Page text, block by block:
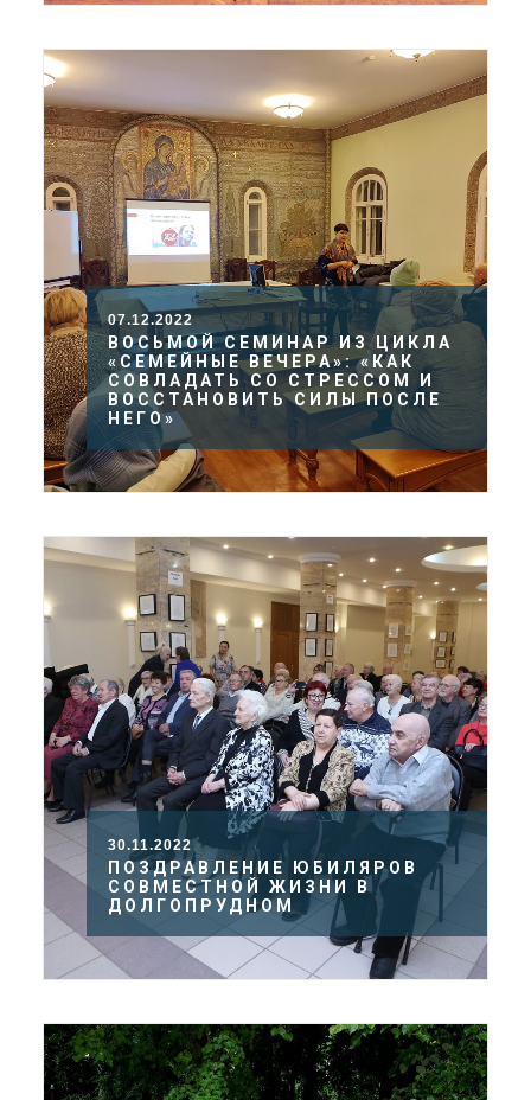
07.12.2022
ВОСЬМОЙ СЕМИНАР ИЗ ЦИКЛА
«СЕМЕЙНЫЕ ВЕЧЕРА»: «КАК
СОВЛАДАТЬ СО СТРЕССОМ И
ВОССТАНОВИТЬ СИЛЫ ПОСЛЕ
НЕГО»
30.11.2022
ПОЗДРАВЛЕНИЕ ЮБИЛЯРОВ
СОВМЕСТНОЙ ЖИЗНИ В
ДОЛГОПРУДНОМ